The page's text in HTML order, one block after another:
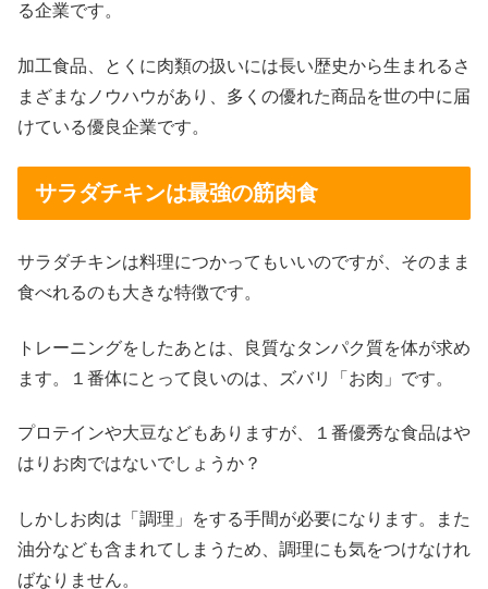
る企業です。
加工食品、とくに肉類の扱いには長い歴史から生まれるさ
まざまなノウハウがあり、多くの優れた商品を世の中に届
けている優良企業です。
サラダチキンは最強の筋肉食
サラダチキンは料理につかってもいいのですが、そのまま
食べれるのも大きな特徴です。
トレーニングをしたあとは、良質なタンパク質を体が求め
ます。１番体にとって良いのは、ズバリ「お肉」です。
プロテインや大豆などもありますが、１番優秀な食品はや
はりお肉ではないでしょうか？
しかしお肉は「調理」をする手間が必要になります。また
油分なども含まれてしまうため、調理にも気をつけなけれ
ばなりません。